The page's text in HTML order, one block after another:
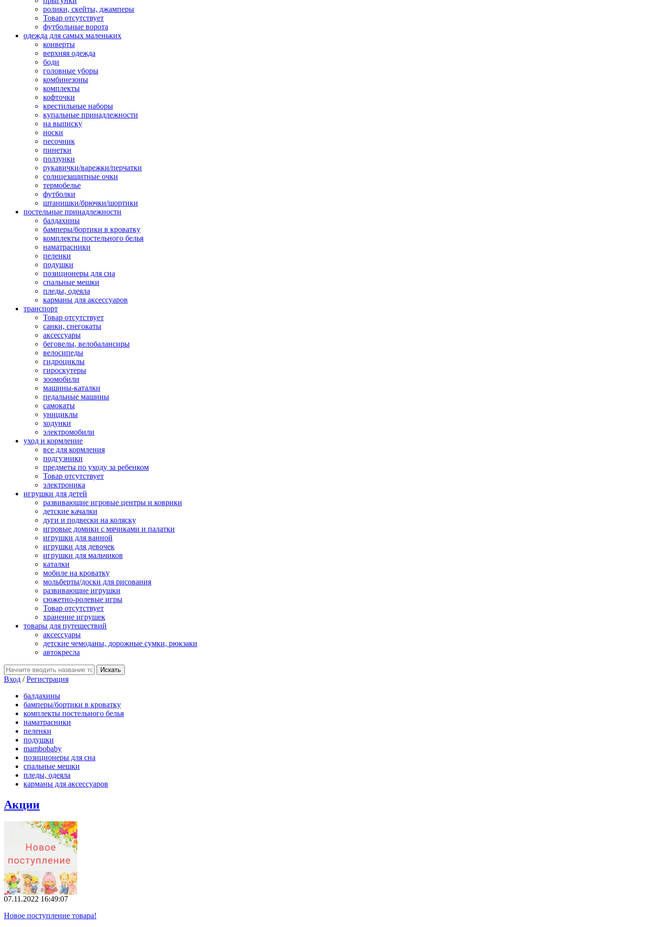
ролики, скейты, джамперы
Товар отсутствует
футбольные ворота
одежда для самых маленьких
конверты
верхняя одежда
боди
головные уборы
комбинезоны
комплекты
кофточки
крестильные наборы
купальные принадлежности
на выписку
носки
песочник
пинетки
ползунки
рукавички/варежки/перчатки
солнцезащитные очки
термобелье
футболки
штанишки/брючки/шортики
постельные принадлежности
балдахины
бамперы/бортики в кроватку
комплекты постельного белья
наматрасники
пеленки
подушки
позиционеры для сна
спальные мешки
пледы, одеяла
карманы для аксеcсуаров
транспорт
Товар отсутствует
санки, снегокаты
аксессуары
беговелы, велобалансиры
велосипеды
гидроциклы
гироскутеры
зоомобили
машины-каталки
педальные машины
самокаты
унициклы
ходунки
электромобили
уход и кормление
все для кормления
подгузники
предметы по уходу за ребенком
Товар отсутствует
электроника
игрушки для детей
развивающие игровые центры и коврики
детские качалки
дуги и подвески на коляску
игровые домики с мячиками и палатки
игрушки для ванной
игрушки для девочек
игрушки для мальчиков
каталки
мобиле на кроватку
мольберты/доски для рисования
развивающие игрушки
сюжетно-ролевые игры
Товар отсутствует
хранение игрушек
товары для путешествий
аксессуары
детские чемоданы, дорожные сумки, рюкзаки
автокресла
Вход /Регистрация
балдахины
бамперы/бортики в кроватку
комплекты постельного белья
наматрасники
пеленки
подушки
mambobaby
позиционеры для сна
спальные мешки
пледы, одеяла
карманы для аксеcсуаров
Акции
07.11.2022 16:49:07
Новое поступление товара!